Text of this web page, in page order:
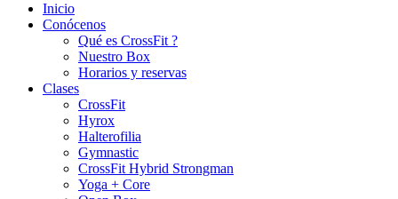
Inicio
Conócenos
Qué es CrossFit ?
Nuestro Box
Horarios y reservas
Clases
CrossFit
Hyrox
Halterofilia
Gymnastic
CrossFit Hybrid Strongman
Yoga + Core